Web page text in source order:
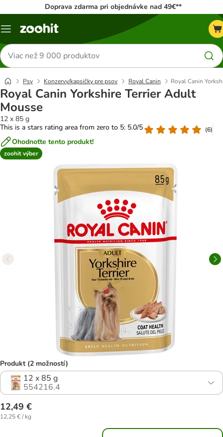
Doprava zdarma pri objednávke nad 49€**
Kategórie
Hľadať
produkty
Psy Konzervy/kapsičky pre psov Royal Canin Royal Canin
Royal Canin Yorkshire Terrier Adult
Mousse
12 x 85 g
This is a stars rating area from zero to 5: 5.0/5
(6)
Ohodnoťte tento produkt!
zoohit výber
Produkt (2 možností)
12 x 85 g
554216.4
12,49 €
12,25 € / kg